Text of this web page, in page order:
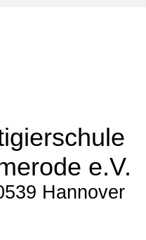
e.V.
Hannover